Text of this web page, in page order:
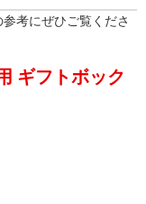
考にぜひご覧くださ
ギフトボック